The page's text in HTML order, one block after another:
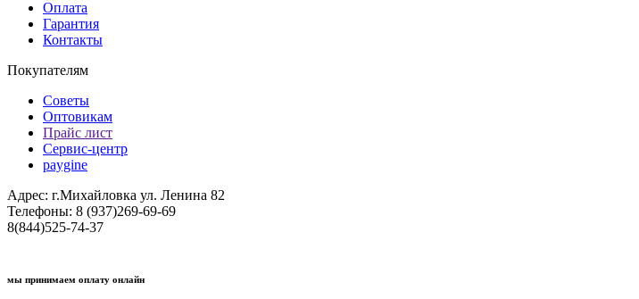
Оплата
Гарантия
Контакты
Покупателям
Советы
Оптовикам
Прайс лист
Сервис-центр
paygine
Адрес: г.Михайловка ул. Ленина 82
Телефоны: 8 (937)269-69-69
8(844)525-74-37
мы принимаем оплату онлайн